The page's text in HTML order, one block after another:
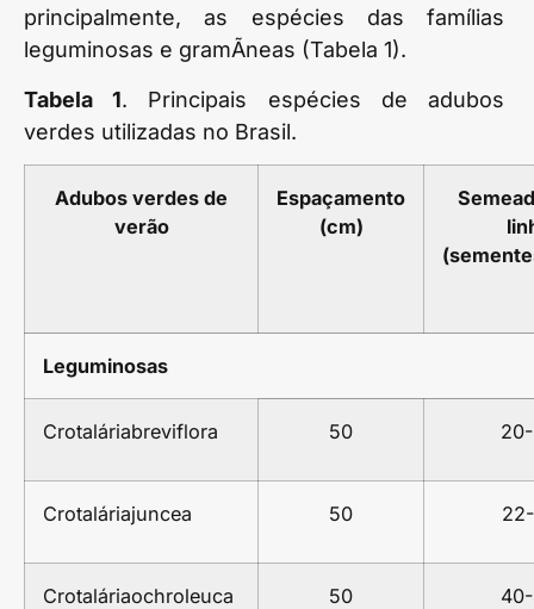
principalmente, as espécies das famílias
leguminosas e gramÃ­neas (Tabela 1).
Tabela 1. Principais espécies de adubos
verdes utilizadas no Brasil.
Adubos verdes de
verão
Espaçamento
(cm)
Leguminosas
Crotaláriabreviflora 50
Crotaláriajuncea 50
Crotaláriaochroleuca 50